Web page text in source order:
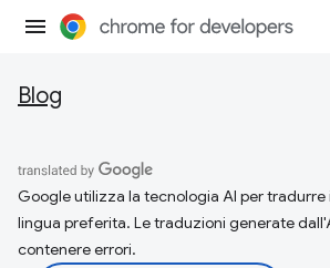
Blog
Google utilizza la tecnologia AI per tradurre
lingua preferita. Le traduzioni generate
contenere errori.